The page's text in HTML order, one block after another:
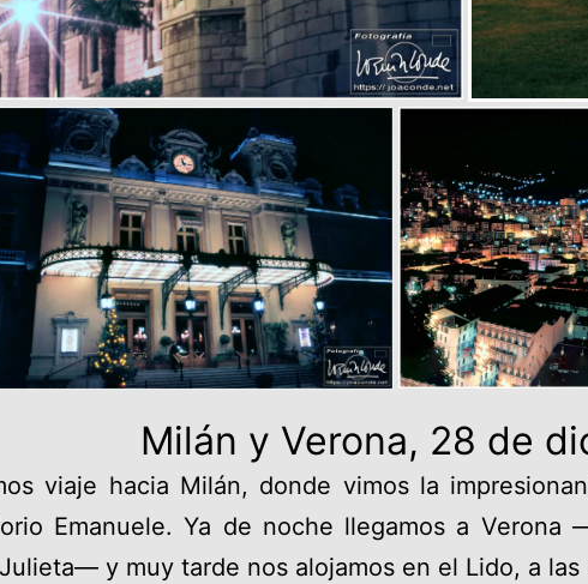
Milán y Verona, 28 de
viaje hacia Milán, donde vimos la
Emanuele. Ya de noche llegamos a
y muy tarde nos alojamos en el Lido, a las